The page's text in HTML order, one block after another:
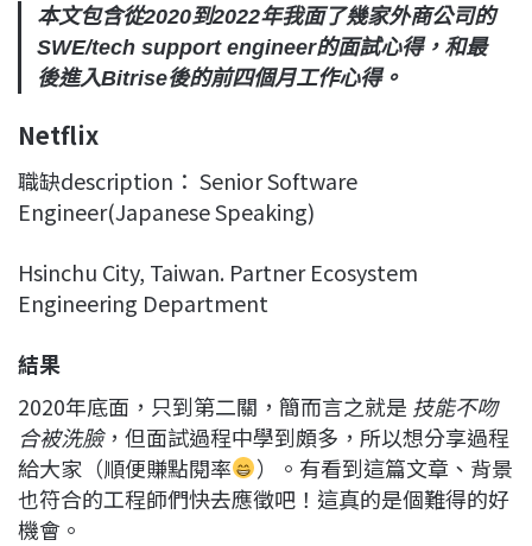
k
n
k
本文包含從2020到2022年我面了幾家外商公司的
SWE/tech support engineer的面試心得，和最
後進入Bitrise後的前四個月工作心得。
Netflix
職缺description： Senior Software
Engineer(Japanese Speaking)
Hsinchu City, Taiwan. Partner Ecosystem
Engineering Department
結果
2020年底面，只到第二關，簡而言之就是 技能不吻
合被洗臉，但面試過程中學到頗多，所以想分享過程
給大家（順便賺點閱率
）。有看到這篇文章、背景
也符合的工程師們快去應徵吧！這真的是個難得的好
機會。